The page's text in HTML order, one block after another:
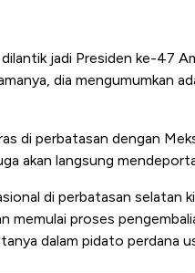
jadi Presiden ke-47
dia mengumumkan
di perbatasan dengan
akan langsung
di perbatasan selatan
memulai proses
dalam pidato perdana